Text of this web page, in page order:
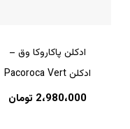
ادکلن پاکاروکا وق –
ادکلن Pacoroca Vert
2،980،000 تومان